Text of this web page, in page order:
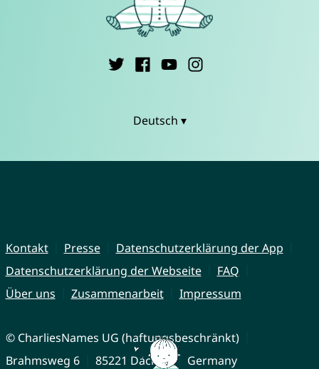
Deutsch ▾
Kontakt Presse
Datenschutzerklärung der App
Datenschutzerklärung der Webseite
FAQ
Über uns
Zusammenarbeit Impressum
© CharliesNames UG (haftungsbeschränkt)
Brahmsweg 6
85221 Dachau Germany